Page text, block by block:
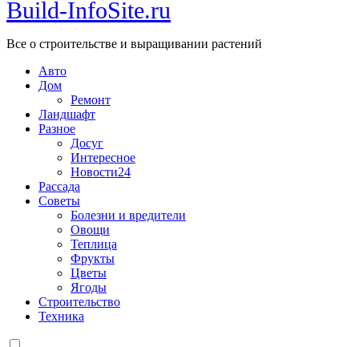
Build-InfoSite.ru
Все о строительстве и выращивании растений
Авто
Дом
Ремонт
Ландшафт
Разное
Досуг
Интересное
Новости24
Рассада
Советы
Болезни и вредители
Овощи
Теплица
Фрукты
Цветы
Ягоды
Строительство
Техника